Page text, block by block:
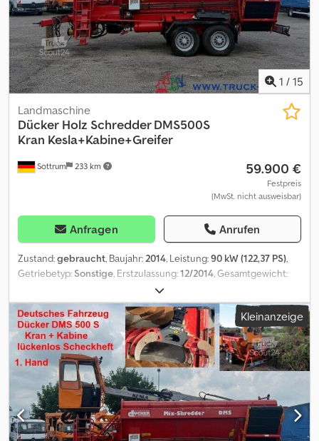
1 / 15
Sottrum 233 km
Landmaschine
Dücker Holz Schredder DMS500S
Kran Kesla+Kabine+Greifer
59.900 €
Festpreis
(MwSt. nicht ausweisbar)
Anfragen Anrufen
Zustand:gebraucht, Baujahr: 2014, Leistung:90 kW (122,37 PS),
Getriebetyp:Sonstige , Erstzulassung:12/2014 , Gesamtgewicht:
9.210 kg, maximales Ladegewicht:
kg, Fahrerkabine:Sonstige, Radstand:1.250 mm, Ausstattung:
Druckluftbremse, Frontzapfwelle, Kabine, Kran
, * Deutsches
Fahrzeug * 1. Hand * lückenlose Service Historie * komplette
Dokumentation für Kran und Schredder * aus kommunalen
Vorbesitz * Dücker Mix Shredder DMS 500 * Kran Kesal 204 T *
sehr seltene Ausführung mit geschützter Artbeitskabine *
arbeiten bei jedem Wetter möglich * Kranlänge 6.15 m * 1
hydraulischer Ausschub * Tragkraft von 450 - 1.150 Kg. * 5. + 6.
Steuerkreis * 2 hydraulische Abstützungen * 2
Rückführschnecken * Drehservo Finn Rotor * Greifer Kesla *
Kleinanzeige